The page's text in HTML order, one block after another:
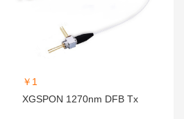
￥1
XGSPON 1270nm DFB Tx